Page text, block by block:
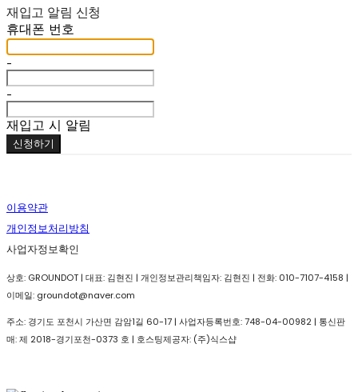
재입고 알림 신청
휴대폰 번호
-
-
재입고 시 알림
신청하기
이용약관
개인정보처리방침
사업자정보확인
상호: GROUNDOT | 대표: 김현진 | 개인정보관리책임자: 김현진 | 전화: 010-7107-4158 |
이메일: groundot@naver.com
주소: 경기도 포천시 가산면 감암1길 60-17 | 사업자등록번호:748-04-00982 | 통신판
매:제 2018-경기포천-0373 호 | 호스팅제공자: (주)식스샵